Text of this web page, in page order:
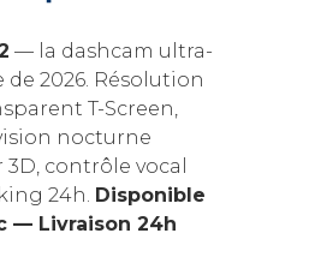
د.م. 749,00.
actuel
est :
— la dashcam ultra-
2026. Résolution
T-Screen,
nocturne
3D, contrôle vocal
24h. Disponible
— Livraison 24h